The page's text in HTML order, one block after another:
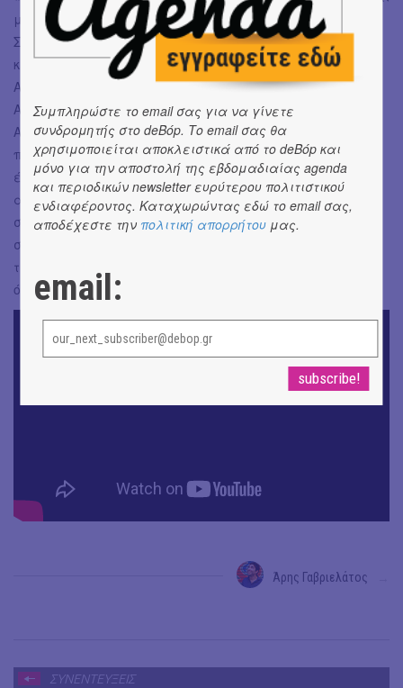
με έναν εξαιρετικό μουσικό παραγωγό, τον Άγγελο
Σπίνουλα, που διεύρυνε πολύ τους ορίζοντες μας ηχητικά
και μαζί εξερευνήσαμε νέους ηχητικούς δρόμους.
Αισθάνομαι πολύ ευτυχής για την ομάδα αυτή. Η
Αναστασία Μωραΐτη, η Νικόλ Κατσάνη και ο Νικόλας
Ασκορδαλάκης έφεραν ο καθένας τη δική του
προσωπικότητα, ευαισθησία και καλλιτεχνική ματιά στο
έργο. Αυτό που αγαπώ στις συνεργασίες είναι ακριβώς
αυτή η
συνάντηση διαφορετικών κόσμων γύρω από έναν κοινό
σκοπό. Πιστεύω ότι το «Νήνεμο» είναι αποτέλεσμα αυτής
της συλλογικής διαδρομής και νιώθω ευγνωμοσύνη για
όλους όσοι συνέβαλαν σε αυτό.
Άρης Γαβριελάτος
ΣΥΝΕΝΤΕΥΞΕΙΣ
Συμπληρώστε το email σας για να γίνετε
συνδρομητής στο deBόp. Το email σας θα
χρησιμοποιείται αποκλειστικά από το deBόp και
μόνο για την αποστολή της εβδομαδιαίας agenda
και περιοδικών newsletter ευρύτερου πολιτιστικού
ενδιαφέροντος. Καταχωρώντας εδώ το email σας,
αποδέχεστε την πολιτική απορρήτου μας.
email: